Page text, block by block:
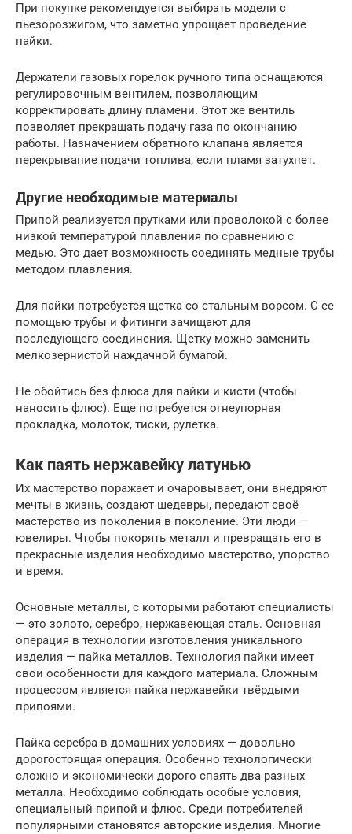
При покупке рекомендуется выбирать модели с
пьезорозжигом, что заметно упрощает проведение
пайки.
Держатели газовых горелок ручного типа оснащаются
регулировочным вентилем, позволяющим
корректировать длину пламени. Этот же вентиль
позволяет прекращать подачу газа по окончанию
работы. Назначением обратного клапана является
перекрывание подачи топлива, если пламя затухнет.
Другие необходимые материалы
Припой реализуется прутками или проволокой с более
низкой температурой плавления по сравнению с
медью. Это дает возможность соединять медные трубы
методом плавления.
Для пайки потребуется щетка со стальным ворсом. С ее
помощью трубы и фитинги зачищают для
последующего соединения. Щетку можно заменить
мелкозернистой наждачной бумагой.
Не обойтись без флюса для пайки и кисти (чтобы
наносить флюс). Еще потребуется огнеупорная
прокладка, молоток, тиски, рулетка.
Как паять нержавейку латунью
Их мастерство поражает и очаровывает, они внедряют
мечты в жизнь, создают шедевры, передают своё
мастерство из поколения в поколение. Эти люди —
ювелиры. Чтобы покорять металл и превращать его в
прекрасные изделия необходимо мастерство, упорство
и время.
Основные металлы, с которыми работают специалисты
— это золото, серебро, нержавеющая сталь. Основная
операция в технологии изготовления уникального
изделия — пайка металлов. Технология пайки имеет
свои особенности для каждого материала. Сложным
процессом является пайка нержавейки твёрдыми
припоями.
Пайка серебра в домашних условиях — довольно
дорогостоящая операция. Особенно технологически
сложно и экономически дорого спаять два разных
металла. Необходимо соблюдать особые условия,
специальный припой и флюс. Среди потребителей
популярными становятся авторские изделия. Многие